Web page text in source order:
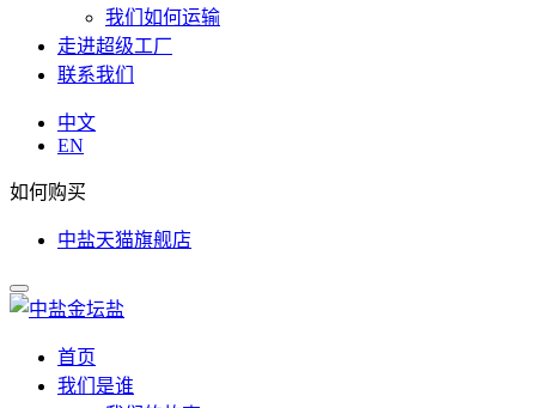
我们如何运输
走进超级工厂
联系我们
中文
EN
如何购买
中盐天猫旗舰店
首页
我们是谁